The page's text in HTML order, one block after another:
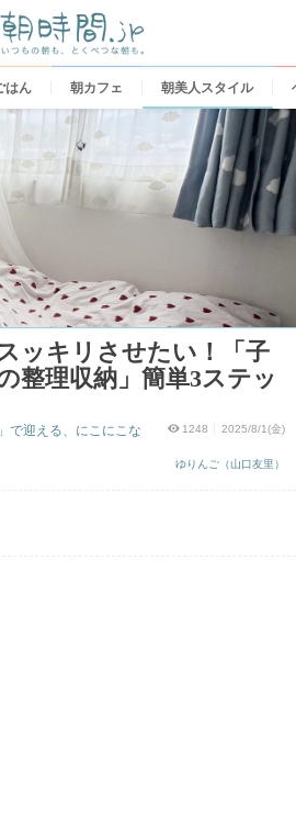
はん 朝カフェ 朝美人スタイル
ッキリさせたい！「子
整理収納」簡単3ステッ
1248 2025/8/1(金)
ゆりんご（山口友里）
で迎える、にこにこな